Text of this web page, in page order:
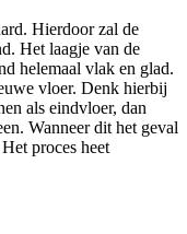
Hierdoor zal de
Het laagje van de
helemaal vlak en glad.
vloer. Denk hierbij
als eindvloer, dan
Wanneer dit het geval
proces heet